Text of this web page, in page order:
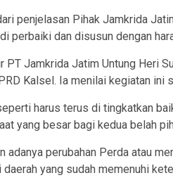
penjelasan Pihak Jamkrida
perbaiki dan disusun dengan
PT Jamkrida Jatim Untung Heri
Kalsel. Ia menilai kegiatan ini
harus terus di tingkatkan
yang besar bagi kedua belah
adanya perubahan Perda atau
yang sudah memenuhi